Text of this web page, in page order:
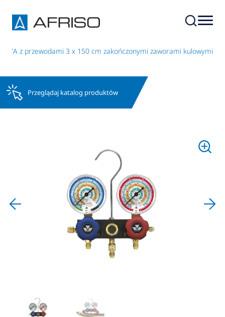
z przewodami 3 x 150 cm zakończonymi zaworami kulowymi
Przeglądaj katalog produktów